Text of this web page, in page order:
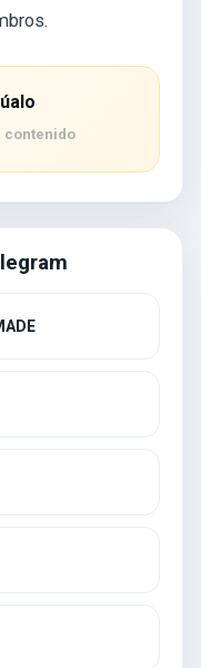
contenido